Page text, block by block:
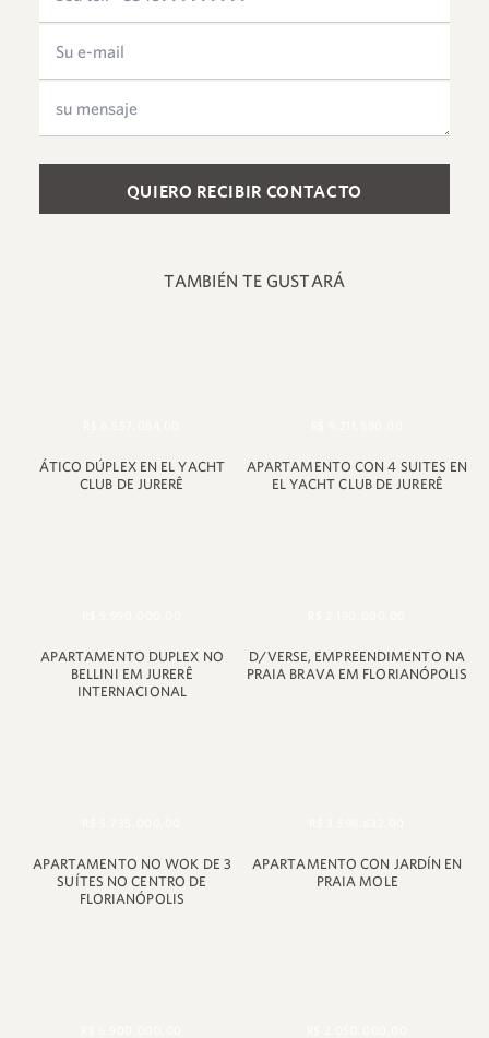
Please leave this field empty.
TAMBIÉN TE GUSTARÁ
ÁTICO DÚPLEX EN EL YACHT
CLUB DE JURERÊ
APARTAMENTO CON 4 SUITES EN
EL YACHT CLUB DE JURERÊ
APARTAMENTO DUPLEX NO
BELLINI EM JURERÊ
INTERNACIONAL
D/VERSE, EMPREENDIMENTO NA
PRAIA BRAVA EM FLORIANÓPOLIS
APARTAMENTO NO WOK DE 3
SUÍTES NO CENTRO DE
FLORIANÓPOLIS
APARTAMENTO CON JARDÍN EN
PRAIA MOLE
+55 48 99660 6799